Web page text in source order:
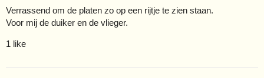
Verrassend om de platen zo op een rijtje te zien staan.
Voor mij de duiker en de vlieger.
1 like